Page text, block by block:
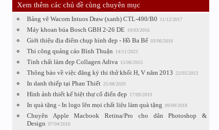
Xem thêm các chủ đề cùng chuyên mục
Bảng vẽ Wacom Intuos Draw (xanh) CTL-490/B0 11/12/2017
Máy khoan búa Bosch GBH 2-26 DE 19/03/2016
Giới thiệu địa điểm chụp hình đẹp - Hồ Ba Bể 03/06/2016
Thi công quảng cáo Bình Thuận 14/11/2023
Tinh chất làm đẹp Collagen Adiva 15/06/2015
Thông báo về việc đăng ký thi thử khối H, V năm 2013 22/05/2013
In danh thiếp tại Phan Thiết 25/08/2020
Hình ảnh thiết kế biệt thự cổ điển đẹp 17/09/2019
In quà tặng - In logo lên mọi chất liệu làm quà tặng 09/09/2018
Chuyên Apple Macbook Retina/Pro cho dân Photoshop &
Design 07/04/2016